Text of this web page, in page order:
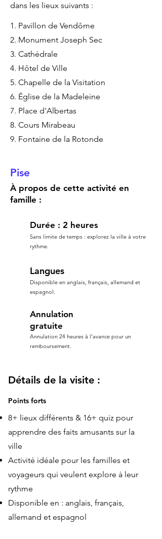
dans les lieux suivants :
1. Pavillon de Vendôme
2. Monument Joseph Sec
3. Cathédrale
4. Hôtel de Ville
5. Chapelle de la Visitation
6. Église de la Madeleine
7. Place d'Albertas
8. Cours Mirabeau
9. Fontaine de la Rotonde
Pise
À propos de cette activité en
famille :
Durée : 2 heures
Sans limite de temps : explorez la ville à votre
rythme.
Langues
Disponible en anglais, français, allemand et
espagnol.
Annulation
gratuite
Annulation 24 heures à l'avance pour un
remboursement.
Détails de la visite :
Points forts
8+ lieux différents & 16+ quiz pour
apprendre des faits amusants sur la
ville
Activité idéale pour les familles et
voyageurs qui veulent explore à leur
rythme
Disponible en : anglais, français,
allemand et espagnol